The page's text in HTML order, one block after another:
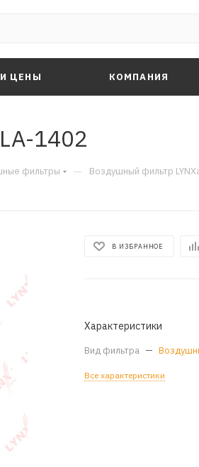
И ЦЕНЫ КОМПАНИЯ
1402
фильтры — Воздушный фильтр
В ИЗБРАННОЕ
Характеристики
Вид фильтра —
Все характеристики